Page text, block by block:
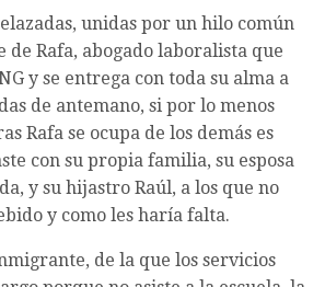
unidas por un hilo común
de Rafa, abogado laboralista que
y se entrega con toda su alma a
de antemano, si por lo menos
Rafa se ocupa de los demás es
con su propia familia, su esposa
y su hijastro Raúl, a los que no
y como les haría falta.
de la que los servicios